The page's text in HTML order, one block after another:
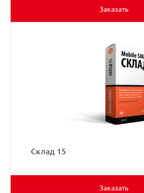
Заказать
Склад 15
Заказать